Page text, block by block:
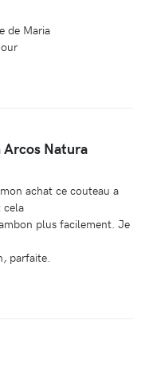
de Maria
Natura
achat ce couteau a
plus facilement. Je
parfaite.